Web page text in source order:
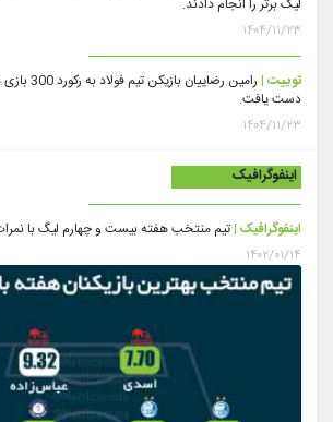
لیگ برتر را انجام دادند.
۱۴۰۴/۱۱/۲۳
توییت |
رامین
دست یافت.
۱۴۰۴/۱۱/۲۳
اینفوگرافیک
اینفوگرافیک |تیم منتخب هفته بیست و چهارم لیگ با
۱۴۰۲/۰۱/۱۴